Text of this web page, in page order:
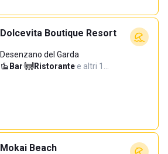
Dolcevita Boutique Resort
Desenzano del Garda
Bar· Ristorante·e altri 1…
Mokai Beach